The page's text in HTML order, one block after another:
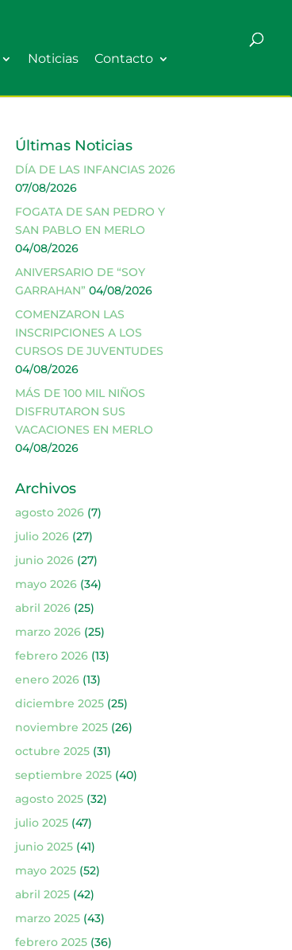
Noticias Contacto
Últimas Noticias
DÍA DE LAS INFANCIAS 2026
07/08/2026
FOGATA DE SAN PEDRO Y
SAN PABLO EN MERLO
04/08/2026
ANIVERSARIO DE “SOY
GARRAHAN” 04/08/2026
COMENZARON LAS
INSCRIPCIONES A LOS
CURSOS DE JUVENTUDES
04/08/2026
MÁS DE 100 MIL NIÑOS
DISFRUTARON SUS
VACACIONES EN MERLO
04/08/2026
Archivos
agosto 2026(7)
julio 2026(27)
junio 2026(27)
mayo 2026(34)
abril 2026(25)
marzo 2026(25)
febrero 2026(13)
enero 2026(13)
diciembre 2025(25)
noviembre 2025(26)
octubre 2025(31)
septiembre 2025(40)
agosto 2025(32)
julio 2025(47)
junio 2025(41)
mayo 2025(52)
abril 2025(42)
marzo 2025(43)
febrero 2025(36)